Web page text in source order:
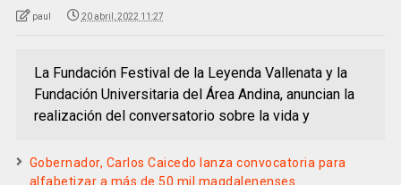
paul 20 abril, 2022 11:27
La Fundación Festival de la Leyenda Vallenata y la
Fundación Universitaria del Área Andina, anuncian la
realización del conversatorio sobre la vida y
Gobernador, Carlos Caicedo lanza convocatoria para
alfabetizar a más de 50 mil magdalenenses